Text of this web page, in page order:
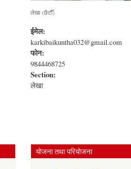
लेखा (छैटौँ)
ईमेल:
karkibaikuntha032@gmail.com
फोन:
9844468725
Section:
लेखा
योजना तथा परियोजना